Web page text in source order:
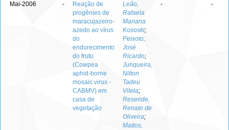
Mai-2006 -
Reação de
progênies de
maracujazeiro-
azedo ao vírus
do
endurecimento
do fruto
(Cowpea
aphid-borne
mosaic virus -
CABMV) em
casa de
vegetação
Leão,
Rafaela
Mariana
Kososki;
Peixoto,
José
Ricardo;
Junqueira,
Nilton
Tadeu
Vilela;
Resende,
Renato de
Oliveira;
Mattos,
- -